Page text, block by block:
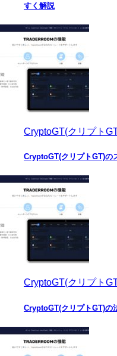
すく解説
CryptoGT(クリプト
CryptoGT(クリプトGT)の
CryptoGT(クリプト
CryptoGT(クリプトGT)の